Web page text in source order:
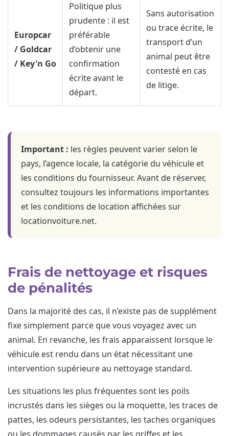
Europcar
/ Goldcar
/ Key'n Go
Politique plus
prudente : il est
préférable
d’obtenir une
confirmation
écrite avant le
départ.
Sans autorisation
ou trace écrite, le
transport d’un
animal peut être
contesté en cas
de litige.
Important : les règles peuvent varier selon le
pays, l’agence locale, la catégorie du véhicule et
les conditions du fournisseur. Avant de réserver,
consultez toujours les informations importantes
et les conditions de location affichées sur
locationvoiture.net.
Frais de nettoyage et risques
de pénalités
Dans la majorité des cas, il n’existe pas de supplément
fixe simplement parce que vous voyagez avec un
animal. En revanche, les frais apparaissent lorsque le
véhicule est rendu dans un état nécessitant une
intervention supérieure au nettoyage standard.
Les situations les plus fréquentes sont les poils
incrustés dans les sièges ou la moquette, les traces de
pattes, les odeurs persistantes, les taches organiques